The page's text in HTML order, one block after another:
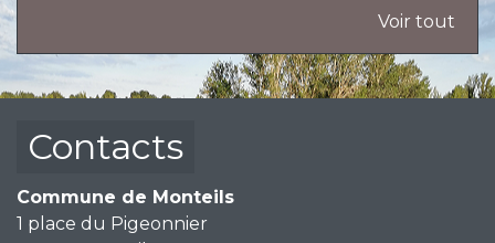
Voir tout
Contacts
Commune de Monteils
1 place du Pigeonnier